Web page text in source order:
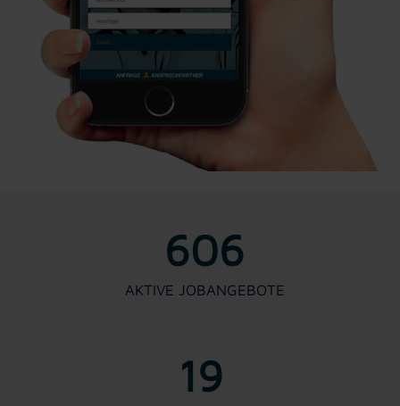
606
AKTIVE JOBANGEBOTE
19